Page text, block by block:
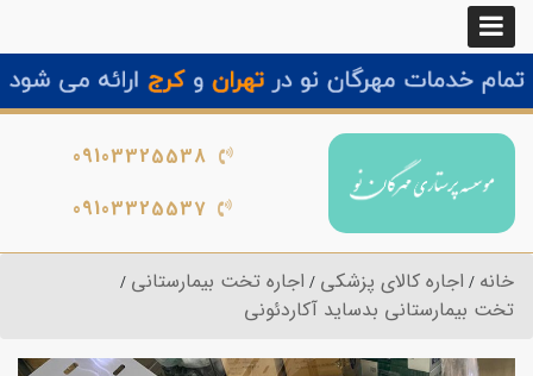
09103325538
09103325537
خانه اجاره کالای پزشکی اجاره تخت بیمارستانی
تخت بیمارستانی بدساید آکاردئونی